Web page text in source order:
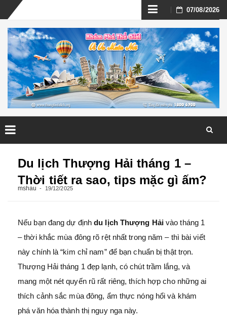
Skip
to
content
07/08/2026
Du lịch Thượng Hải tháng 1 –
Thời tiết ra sao, tips mặc gì ấm?
mshau 19/12/2025
Nếu bạn đang dự định du lịch Thượng Hải vào tháng 1
– thời khắc mùa đông rõ rệt nhất trong năm – thì bài viết
này chính là “kim chỉ nam” để bạn chuẩn bị thật trọn.
Thượng Hải tháng 1 đẹp lạnh, có chút trầm lắng, và
mang một nét quyến rũ rất riêng, thích hợp cho những ai
thích cảnh sắc mùa đông, ẩm thực nóng hổi và khám
phá văn hóa thành thị nguy nga này.